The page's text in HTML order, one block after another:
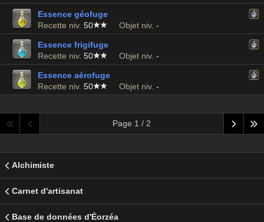
Essence géofuge
Recette niv. 50 Objet niv. -
Essence frigifuge
Recette niv. 50 Objet niv. -
Essence aérofuge
Recette niv. 50 Objet niv. -
Page 1 / 2
Alchimiste
Carnet d'artisanat
Base de données d'Éorzéa